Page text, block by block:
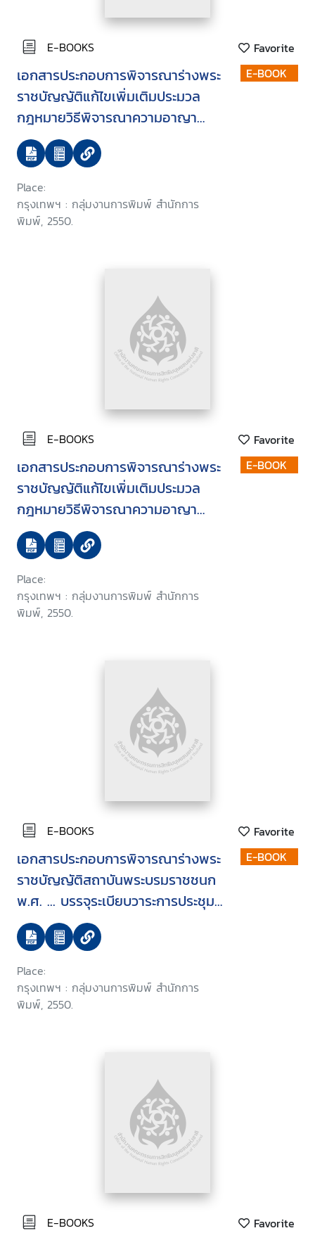
E-BOOKS Favorite
เอกสารประกอบการพิจารณาร่างพระ
ราชบัญญัติแก้ไขเพิ่มเติมประมวล
กฎหมายวิธีพิจารณาความอาญา
(ฉบับที่ ..) พ.ศ. ... บรรจุระเบียบวาระ
การประชุมสภานิติบัญญัติแห่งชาติ
ในคราวประชุมสภานิติบัญญัติแห่ง
ชาติ ครั้งที่ 5/2550 วันพุธที่ 24
มกราคม 2550
Place:
กรุงเทพฯ : กลุ่มงานการพิมพ์ สำนักการ
พิมพ์, 2550.
E-BOOK
E-BOOKS Favorite
เอกสารประกอบการพิจารณาร่างพระ
ราชบัญญัติแก้ไขเพิ่มเติมประมวล
กฎหมายวิธีพิจารณาความอาญา
(ฉบับที่ ..) พ.ศ. ... (วิธีการขังหรือจำ
คุก และการปฏิบัติต่อผู้ต้องขังที่เป็น
หญิงมีครรภ์) บรรจุระเบียบวาระการ
ประชุมสภานิติบัญญัติแห่งชาติ ใน
คราวประชุมสภานิติบัญญัติแห่งชาติ
Place:
กรุงเทพฯ : กลุ่มงานการพิมพ์ สำนักการ
พิมพ์, 2550.
E-BOOK
E-BOOKS Favorite
เอกสารประกอบการพิจารณาร่างพระ
ราชบัญญัติสถาบันพระบรมราชชนก
พ.ศ. ... บรรจุระเบียบวาระการประชุม
สภานิติบัญญัติแห่งชาติ ในคราว
ประชุมสภานิติบัญญัติแห่งชาติ ครั้งที่
6/2550 วันพุธที่ 31 มกราคม 2550
Place:
กรุงเทพฯ : กลุ่มงานการพิมพ์ สำนักการ
พิมพ์, 2550.
E-BOOK
E-BOOKS Favorite